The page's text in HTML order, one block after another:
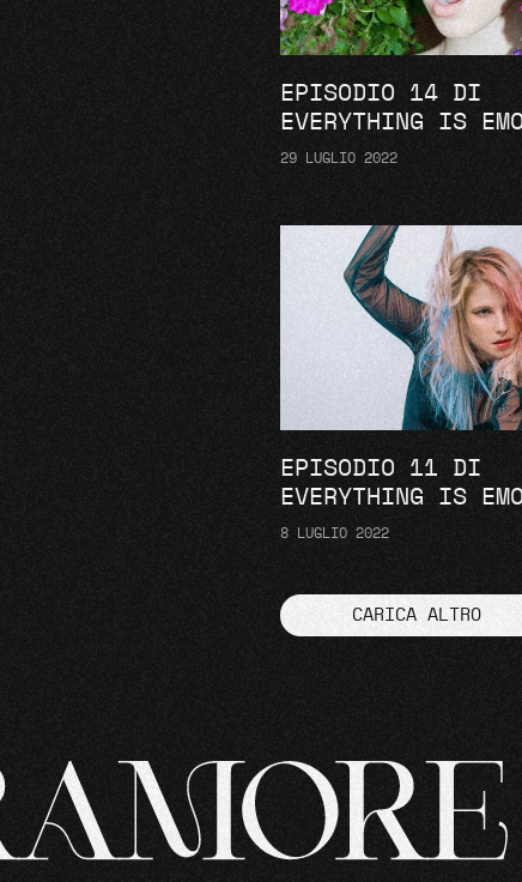
EPISODIO 14 DI
EVERYTHING IS EMO
29 LUGLIO 2022
EPISODIO 11 DI
EVERYTHING IS EMO
8 LUGLIO 2022
CARICA ALTRO